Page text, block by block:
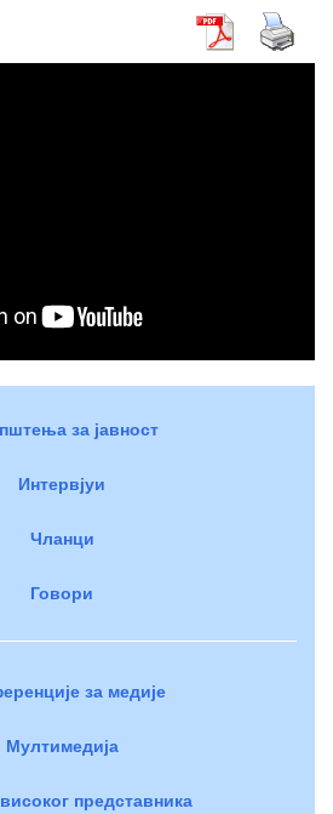
за јавност
Интервјуи
Чланци
Говори
за медије
Мултимедија
представника